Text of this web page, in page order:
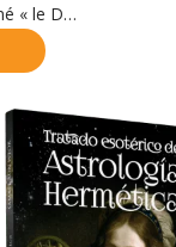
« le D…